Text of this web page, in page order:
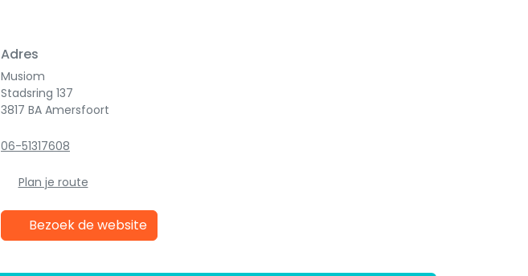
Adres
Musiom
Stadsring 137
3817 BA Amersfoort
06-51317608
Plan je route
Bezoek de website